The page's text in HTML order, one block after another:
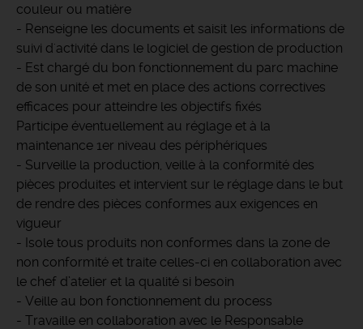
couleur ou matière
- Renseigne les documents et saisit les informations de
suivi d'activité dans le logiciel de gestion de production
- Est chargé du bon fonctionnement du parc machine
de son unité et met en place des actions correctives
efficaces pour atteindre les objectifs fixés
Participe éventuellement au réglage et à la
maintenance 1er niveau des périphériques
- Surveille la production, veille à la conformité des
pièces produites et intervient sur le réglage dans le but
de rendre des pièces conformes aux exigences en
vigueur
- Isole tous produits non conformes dans la zone de
non conformité et traite celles-ci en collaboration avec
le chef d’atelier et la qualité si besoin
- Veille au bon fonctionnement du process
- Travaille en collaboration avec le Responsable